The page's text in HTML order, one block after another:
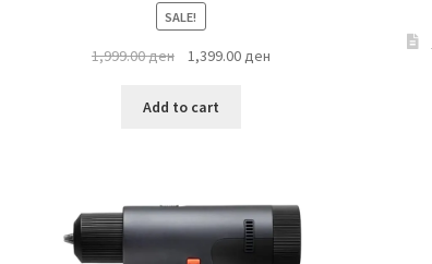
SALE!
1,999.00ден
Original
was:
1,399.00денCurrent
Add to cart